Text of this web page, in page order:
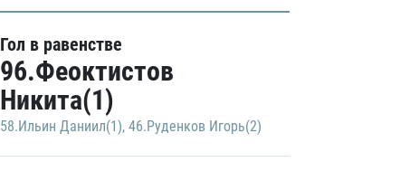
Гол в равенстве
96.Феоктистов
Никита(1)
58.Ильин Даниил(1), 46.Руденков Игорь(2)